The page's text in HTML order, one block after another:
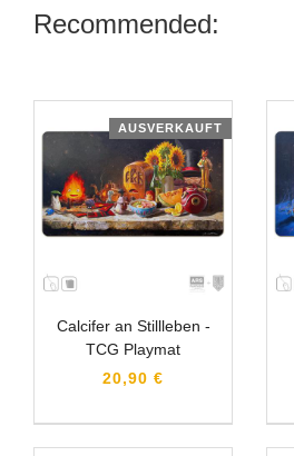
Recommended:
AUSVERKAUFT
Calcifer an Stillleben -
TCG Playmat
20,90 €